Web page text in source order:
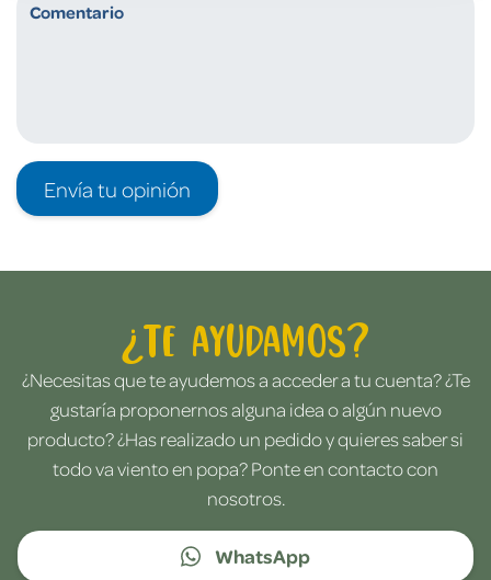
Envía tu opinión
¿Te ayudamos?
¿Necesitas que te ayudemos a acceder a tu cuenta? ¿Te
gustaría proponernos alguna idea o algún nuevo
producto? ¿Has realizado un pedido y quieres saber si
todo va viento en popa? Ponte en contacto con
nosotros.
WhatsApp